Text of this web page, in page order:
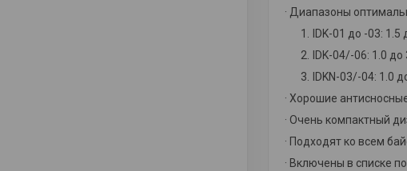
· Диапазоны
IDK-01 до -03: 1.5
IDK-04/-06: 1.0 до
IDKN-03/-04: 1.0
· Хорошие
· Очень компактный
· Подходят ко всем
· Включены в списке